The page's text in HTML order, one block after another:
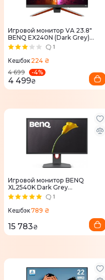
Игровой монитор VA 23.8"
BENQ EX240N (Dark Grey)
9H.LL6LB.QBE 1
Кешбэк 224 ₴
4 699
-4%
4 499₴
Игровой монитор BENQ
XL2540K Dark Grey
(9H.LJMLB.QBE)1
Кешбэк789 ₴
15 783₴